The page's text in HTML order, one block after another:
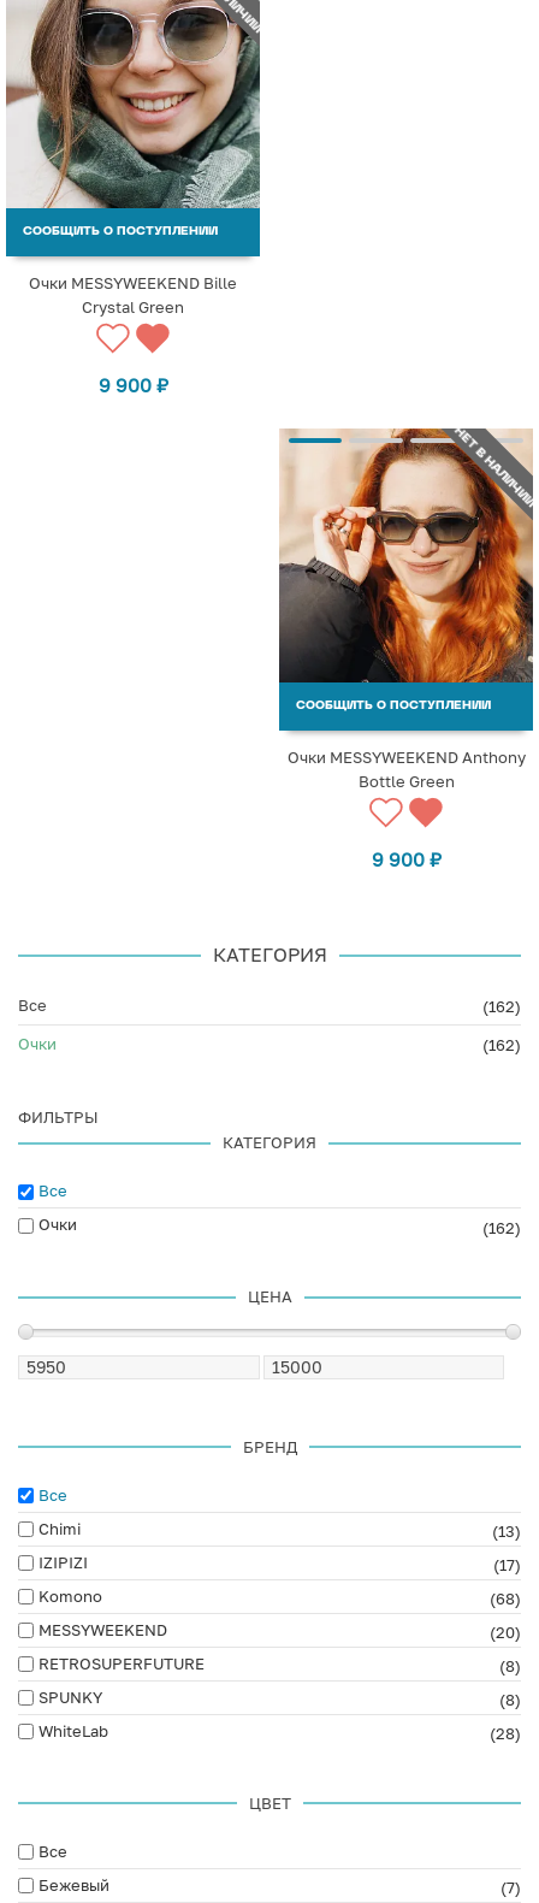
СООБЩИТЬ О ПОСТУПЛЕНИИ
Очки MESSYWEEKEND Bille
Crystal Green
9 900 ₽
НЕТ В НАЛИЧИИ
СООБЩИТЬ О ПОСТУПЛЕНИИ
Очки MESSYWEEKEND Anthony
Bottle Green
9 900 ₽
КАТЕГОРИЯ
Все
(162)
Очки
(162)
ФИЛЬТРЫ
КАТЕГОРИЯ
Все
Очки
(162)
ЦЕНА
БРЕНД
Все
Chimi
(13)
IZIPIZI
(17)
Komono
(68)
MESSYWEEKEND
(20)
RETROSUPERFUTURE
(8)
SPUNKY
(8)
WhiteLab
(28)
ЦВЕТ
Все
Бежевый
(7)